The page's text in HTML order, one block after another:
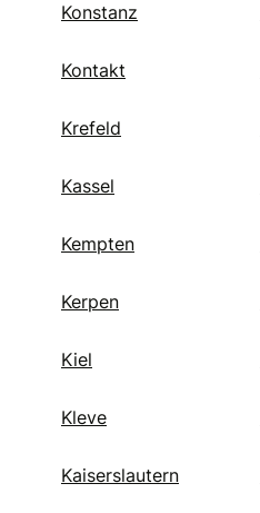
Konstanz
Kontakt
Krefeld
Kassel
Kempten
Kerpen
Kiel
Kleve
Kaiserslautern